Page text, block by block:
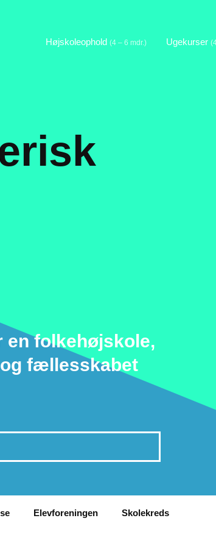
Højskoleophold (4 – 6 mdr.) Ugekurser
en folkehøjskole,
fællesskabet
Elevforeningen Skolekreds